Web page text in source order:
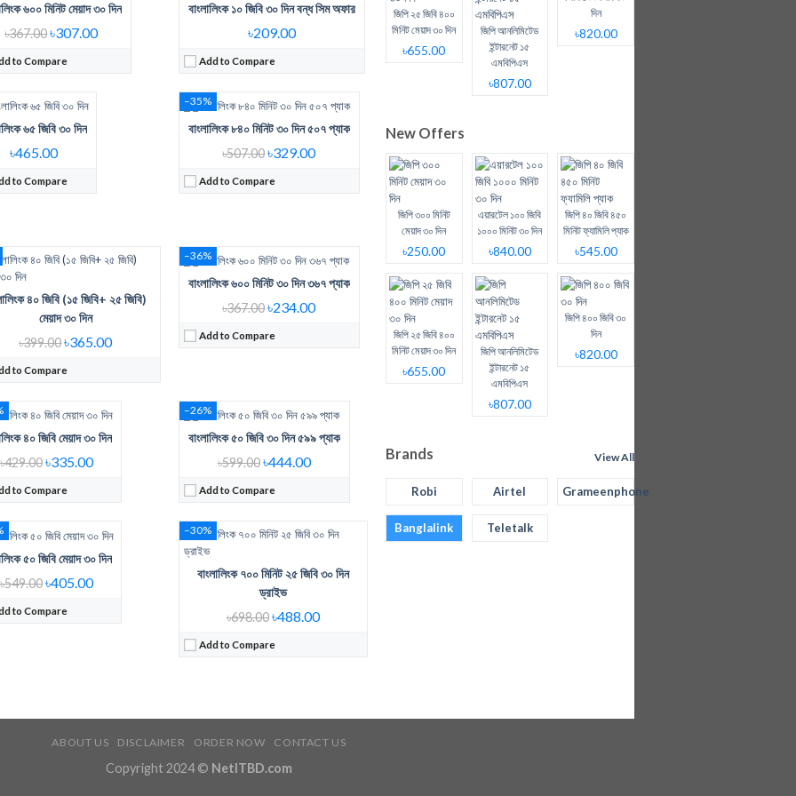
৬০০ মিনিট মেয়াদ ৩০ দিন
৳367.00৳307.00
to Compare
বাংলালিংক ১০ জিবি ৩০ দিন বন্ধ সিম অফার
৳209.00
Add to Compare
৬৫ জিবি ৩০ দিন
৳465.00
to Compare
Price:465 Tk 65 Gb 30 days
Data:
65 GB
Details →
–35%
বাংলালিংক ৮৪০ মিনিট ৩০ দিন ৫০৭ প্যাক
৳507.00৳329.00
Add to Compare
Regular Price:507Tk 840 min
Voice Minute:840 MIN
View Details →
৪০ জিবি (১৫ জিবি+ ২৫ জিবি)
মেয়াদ ৩০ দিন
৳399.00৳365.00
to Compare
Price:399 Taka
Data:৪০ জিবি (১৫ জিবি+ ২৫ জিবি)
Details →
–36%
বাংলালিংক ৬০০ মিনিট ৩০ দিন ৩৬৭ প্যাক
৳367.00৳234.00
Add to Compare
Voice Minute:600 Min
৪০ জিবি মেয়াদ ৩০ দিন
৳429.00৳335.00
to Compare
Price:429 Taka BL 40GB Pack
Data:40GB
Details →
–26%
বাংলালিংক ৫০ জিবি ৩০ দিন ৫৯৯ প্যাক
৳599.00৳444.00
Add to Compare
Internet Data:50GB
৫০ জিবি মেয়াদ ৩০ দিন
৳549.00৳405.00
to Compare
Price:BL 549Tk Pack 50GB 30 days
Data:
50GB
Details →
–30%
বাংলালিংক ৭০০ মিনিট ২৫ জিবি ৩০ দিন
ড্রাইভ
৳698.00৳488.00
Add to Compare
Regular Price:
Internet Data:25GB
Minute:700Min
Validity:30days
জিপি ২৫ জিবি ৪০০
মিনিট মেয়াদ ৩০ দিন
৳655.00
জিপি আনলিমিটেড
ইন্টারনেট ১৫
এমবিপিএস
৳807.00
দিন
৳820.00
New Offers
জিপি ৩০০ মিনিট
মেয়াদ ৩০ দিন
৳250.00
এয়ারটেল ১০০ জিবি
১০০০ মিনিট ৩০ দিন
৳840.00
জিপি ৪০ জিবি ৪৫০
মিনিট ফ্যামিলি প্যাক
৳545.00
জিপি ২৫ জিবি ৪০০
মিনিট মেয়াদ ৩০ দিন
৳655.00
জিপি আনলিমিটেড
ইন্টারনেট ১৫
এমবিপিএস
৳807.00
জিপি ৪০০ জিবি ৩০
দিন
৳820.00
Brands View All
Robi Airtel Grameenphone
Banglalink Teletalk
ABOUT US DISCLAIMER ORDER NOW CONTACT US
Copyright 2024 © NetITBD.com